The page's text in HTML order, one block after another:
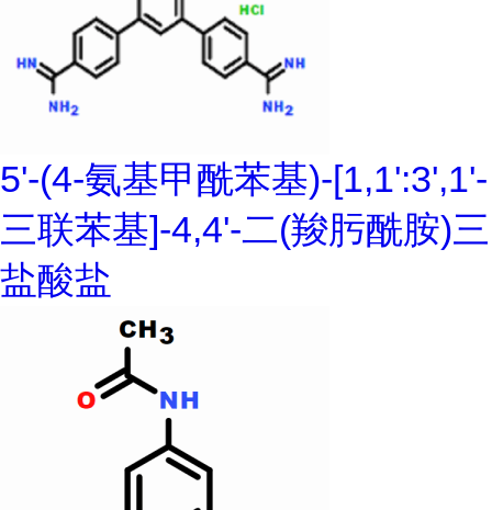
5'-(4-氨基甲酰苯基)-[1,1':3',1'-
三联苯基]-4,4'-二(羧肟酰胺)三
盐酸盐